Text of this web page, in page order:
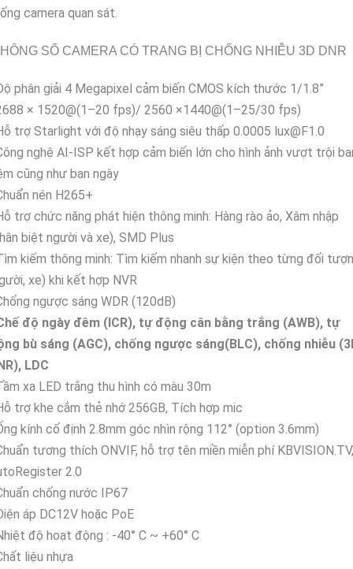
camera quan sát.
SỐ CAMERA CÓ TRANG BỊ CHỐNG NHIỄU 3D DNR
phân giải 4 Megapixel cảm biến CMOS kích thước 1/1.8”
× 1520@(1–20 fps)/ 2560 ×1440@(1–25/30 fps)
trợ Starlight với độ nhạy sáng siêu thấp 0.0005 lux@F1.0
nghệ AI-ISP kết hợp cảm biến lớn cho hình ảnh vượt trội
cũng như ban ngày
nén H265+
trợ chức năng phát hiện thông minh: Hàng rào ảo, Xâm nhập
biệt người và xe), SMD Plus
kiếm thông minh: Tìm kiếm nhanh sự kiện theo từng đối
xe) khi kết hợp NVR
ngược sáng WDR (120dB)
độ ngày đêm (ICR), tự động cân bằng trắng (AWB), tự
bù sáng (AGC), chống ngược sáng(BLC), chống nhiễu
LDC
xa LED trắng thu hình có màu 30m
trợ khe cắm thẻ nhớ 256GB, Tích hợp mic
kính cố định 2.8mm góc nhìn rộng 112° (option 3.6mm)
tương thích ONVIF, hỗ trợ tên miền miễn phí KBVISION.TV,
2.0
chống nước IP67
áp DC12V hoặc PoE
độ hoạt động : -40° C ~ +60° C
liệu nhựa